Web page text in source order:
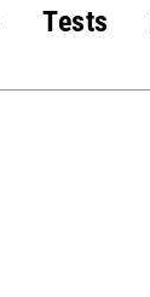
Tests